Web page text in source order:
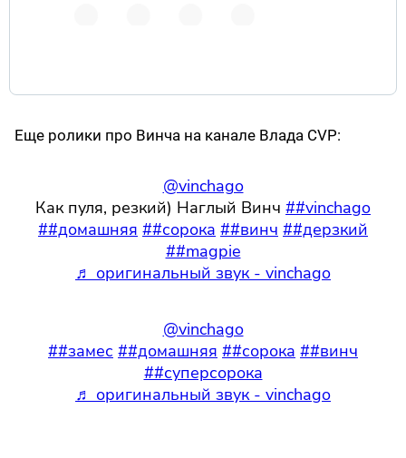
Еще ролики про Винча на канале Влада CVP:
@vinchago
Как пуля, резкий) Наглый Винч ##vinchago
##домашняя ##сорока ##винч ##дерзкий
##magpie
♬ оригинальный звук - vinchago
@vinchago
##замес ##домашняя ##сорока ##винч
##суперсорока
♬ оригинальный звук - vinchago